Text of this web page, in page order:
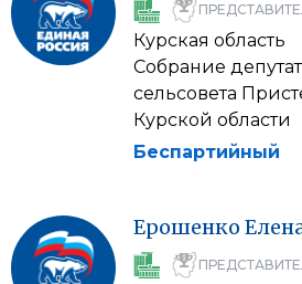
Курская область
Собрание
сельсовета
Курской области
Беспартийный
Ерошенко